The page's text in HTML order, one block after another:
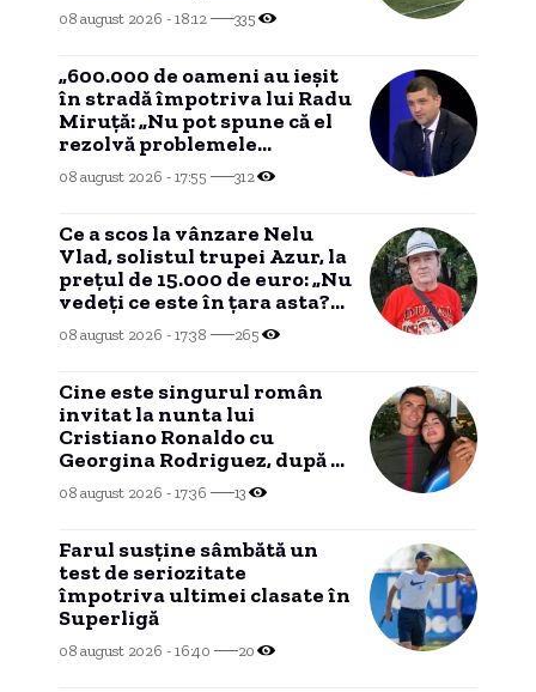
08 august 2026 - 18:12 335
„600.000 de oameni au ieșit
în stradă împotriva lui Radu
Miruță: „Nu pot spune că el
rezolvă problemele
românilor””
08 august 2026 - 17:55 312
Ce a scos la vânzare Nelu
Vlad, solistul trupei Azur, la
prețul de 15.000 de euro: „Nu
vedeți ce este în țara asta?
Nu mai am timp”
08 august 2026 - 17:38 265
Cine este singurul român
invitat la nunta lui
Cristiano Ronaldo cu
Georgina Rodriguez, după o
legătură de două decenii.
08 august 2026 - 17:36 13
Farul susține sâmbătă un
test de seriozitate
împotriva ultimei clasate în
Superligă
08 august 2026 - 16:40 20